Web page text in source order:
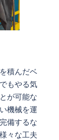
積んだベ
もやる気
が可能な
機械を運
備するな
々な工夫